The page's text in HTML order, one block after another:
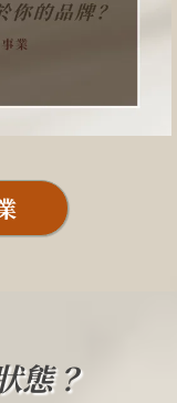
態？